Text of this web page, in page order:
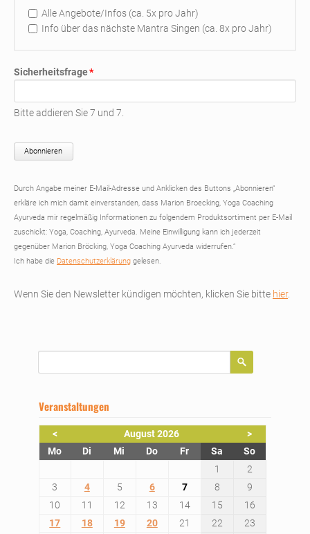
Verteiler
Alle Angebote/Infos (ca. 5x pro Jahr)
Info über das nächste Mantra Singen (ca. 8x pro Jahr)
Pflichtfeld
Sicherheitsfrage*
Bitte addieren Sie 7 und 7.
Abonnieren
Durch Angabe meiner E-Mail-Adresse und Anklicken des Buttons „Abonnieren“
erkläre ich mich damit einverstanden, dass Marion Broecking, Yoga Coaching
Ayurveda mir regelmäßig Informationen zu folgendem Produktsortiment per E-Mail
zuschickt: Yoga, Coaching, Ayurveda. Meine Einwilligung kann ich jederzeit
gegenüber Marion Bröcking, Yoga Coaching Ayurveda widerrufen.“
Ich habe die Datenschutzerklärung gelesen.
Wenn Sie den Newsletter kündigen möchten, klicken Sie bitte hier.
Veranstaltungen
< August 2026
>
Montag Dienstag
Mi ttwoch
Donnerstag
Freitag SamstagSonntag
1
2
3
4 5 6 7 8
9
10
11 12 13 14 15
16
17
18 19 20 21 22
23